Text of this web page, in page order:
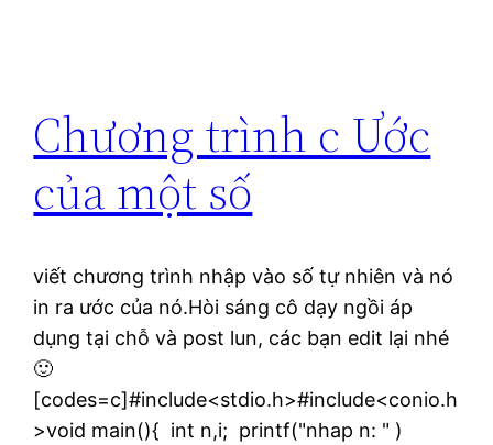
Chương trình c Ước
của một số
viết chương trình nhập vào số tự nhiên và nó
in ra ước của nó.Hòi sáng cô dạy ngồi áp
dụng tại chỗ và post lun, các bạn edit lại nhé
🙂
[codes=c]#include<stdio.h>#include<conio.h
>void main(){ int n,i; printf("nhap n: " )